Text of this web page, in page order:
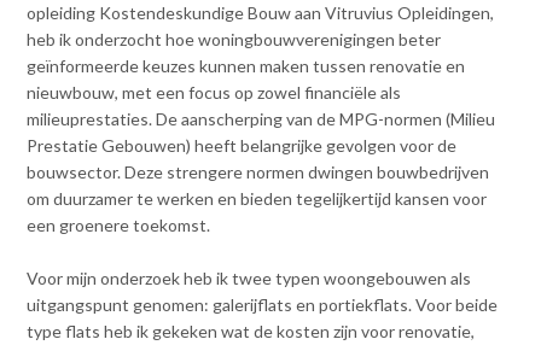
c
o
n
t
e
n
t
opleiding Kostendeskundige Bouw aan Vitruvius Opleidingen,
heb ik onderzocht hoe woningbouwverenigingen beter
geïnformeerde keuzes kunnen maken tussen renovatie en
nieuwbouw, met een focus op zowel financiële als
milieuprestaties. De aanscherping van de MPG-normen (Milieu
Prestatie Gebouwen) heeft belangrijke gevolgen voor de
bouwsector. Deze strengere normen dwingen bouwbedrijven
om duurzamer te werken en bieden tegelijkertijd kansen voor
een groenere toekomst.
Voor mijn onderzoek heb ik twee typen woongebouwen als
uitgangspunt genomen: galerijflats en portiekflats. Voor beide
type flats heb ik gekeken wat de kosten zijn voor renovatie,
Contact
Inloggen mijn NVBK
Zoek